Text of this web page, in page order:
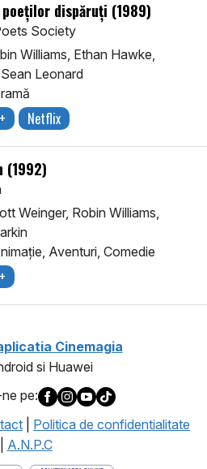
dispăruți (1989)
Society
Williams, Ethan Hawke,
Leonard
Netflix
(1992)
Weinger, Robin Williams,
Aventuri, Comedie
Cinemagia
si Huawei
pe:
Politica de confidentialitate
A.N.P.C